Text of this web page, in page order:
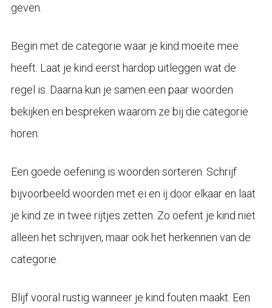
geven.
Begin met de categorie waar je kind moeite mee
heeft. Laat je kind eerst hardop uitleggen wat de
regel is. Daarna kun je samen een paar woorden
bekijken en bespreken waarom ze bij die categorie
horen.
Een goede oefening is woorden sorteren. Schrijf
bijvoorbeeld woorden met ei en ij door elkaar en laat
je kind ze in twee rijtjes zetten. Zo oefent je kind niet
alleen het schrijven, maar ook het herkennen van de
categorie.
Blijf vooral rustig wanneer je kind fouten maakt. Een